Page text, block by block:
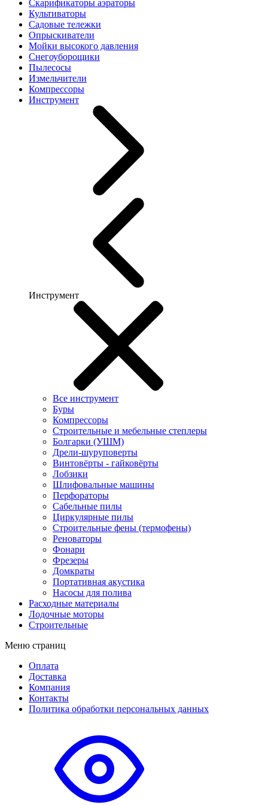
Скарификаторы аэраторы
Культиваторы
Садовые тележки
Опрыскиватели
Мойки высокого давления
Снегоуборощики
Пылесосы
Измельчители
Компрессоры
Инструмент
Инструмент
Все инструмент
Буры
Компрессоры
Строительные и мебельные степлеры
Болгарки (УШМ)
Дрели-шуруповерты
Винтовёрты - гайковёрты
Лобзики
Шлифовальные машины
Перфораторы
Сабельные пилы
Циркулярные пилы
Строительные фены (термофены)
Реноваторы
Фонари
Фрезеры
Домкраты
Портативная акустика
Насосы для полива
Расходные материалы
Лодочные моторы
Строительные
Меню страниц
Оплата
Доставка
Компания
Контакты
Политика обработки персональных данных